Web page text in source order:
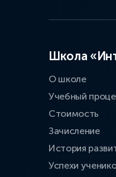
Школа
О школе
Учебный
Стоимость
Зачисление
История
Успехи